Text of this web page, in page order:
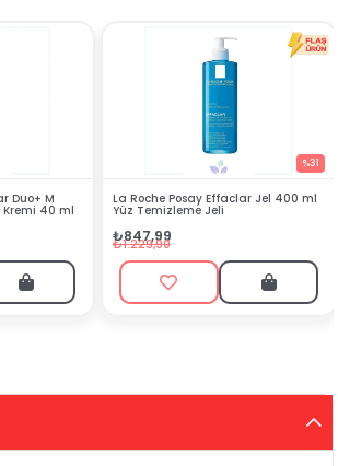
La Roche Posay Effaclar Jel 400 ml
Yüz Temizleme Jeli
Nivea Kiraz